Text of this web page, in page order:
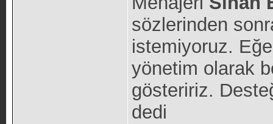
sözlerinden
istemiyoruz.
yönetim olarak
gösteririz.
dedi